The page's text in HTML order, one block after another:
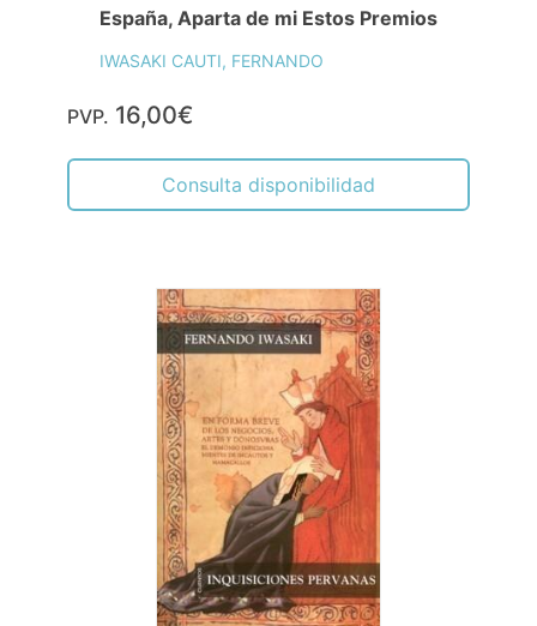
España, Aparta de mi Estos Premios
IWASAKI CAUTI, FERNANDO
PVP. 16,00€
Consulta disponibilidad